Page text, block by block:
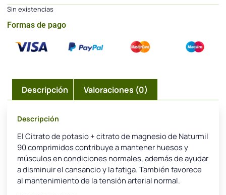
Sin existencias
Formas de pago
Descripción Valoraciones (0)
Descripción
El Citrato de potasio + citrato de magnesio de Naturmil
90 comprimidos contribuye a mantener huesos y
músculos en condiciones normales, además de ayudar
a disminuir el cansancio y la fatiga. También favorece
al mantenimiento de la tensión arterial normal.